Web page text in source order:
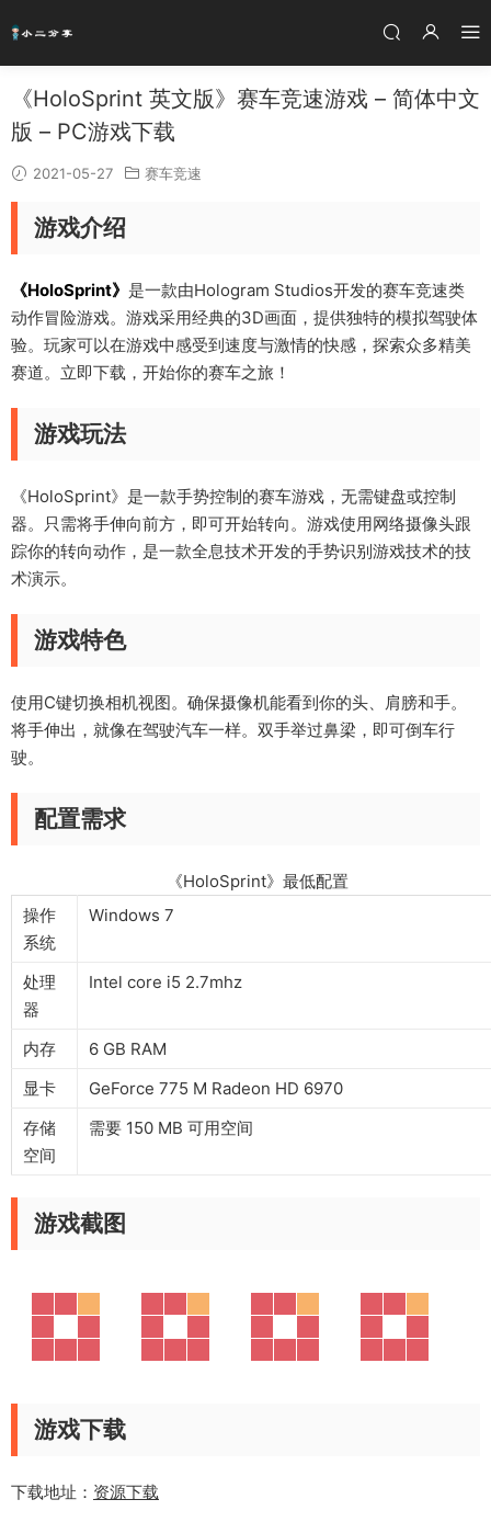
《HoloSprint 英文版》赛车竞速游戏 – 简体中文
版 – PC游戏下载
2021-05-27 赛车竞速
游戏介绍
《HoloSprint》 是一款由Hologram Studios开发的赛车竞速类
动作冒险游戏。游戏采用经典的3D画面，提供独特的模拟驾驶体
验。玩家可以在游戏中感受到速度与激情的快感，探索众多精美
赛道。立即下载，开始你的赛车之旅！
游戏玩法
《HoloSprint》是一款手势控制的赛车游戏，无需键盘或控制
器。只需将手伸向前方，即可开始转向。游戏使用网络摄像头跟
踪你的转向动作，是一款全息技术开发的手势识别游戏技术的技
术演示。
游戏特色
使用C键切换相机视图。确保摄像机能看到你的头、肩膀和手。
将手伸出，就像在驾驶汽车一样。双手举过鼻梁，即可倒车行
驶。
配置需求
《HoloSprint》最低配置
操作
系统
Windows 7
处理
器
Intel core i5 2.7mhz
内存
6 GB RAM
显卡
GeForce 775 M Radeon HD 6970
存储
空间
需要 150 MB 可用空间
游戏截图
游戏下载
下载地址： 资源下载